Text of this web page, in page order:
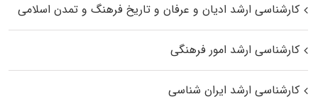
کارشناسی ارشد ادیان و عرفان و تاریخ فرهنگ و تمدن اسلامی
کارشناسی ارشد امور فرهنگی
کارشناسی ارشد ایران شناسی